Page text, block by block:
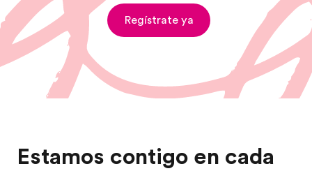
Regístrate ya
Estamos contigo en cada